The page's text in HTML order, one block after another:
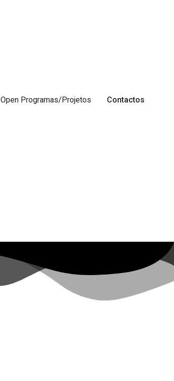
Open Programas/Projetos Contactos